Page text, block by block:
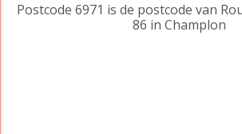
Postcode 6971 is de postcode van
86 in Champlon